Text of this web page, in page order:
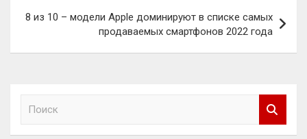
8 из 10 – модели Apple доминируют в списке самых
продаваемых смартфонов 2022 года